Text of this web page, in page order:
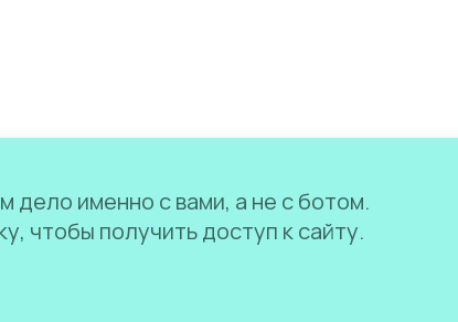
дело именно с вами, а не с ботом.
чтобы получить доступ к сайту.